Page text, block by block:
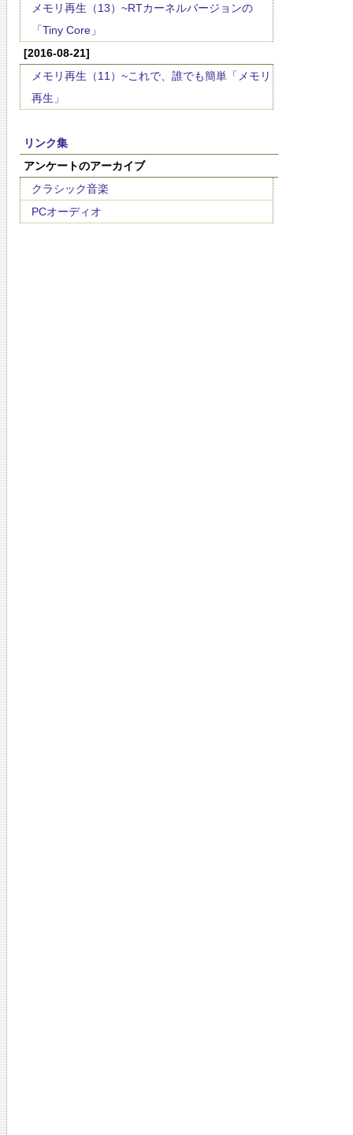
メモリ再生（13）~RTカーネルバージョンの
「Tiny Core」
[2016-08-21]
メモリ再生（11）~これで、誰でも簡単「メモリ
再生」
リンク集
アンケートのアーカイブ
クラシック音楽
PCオーディオ